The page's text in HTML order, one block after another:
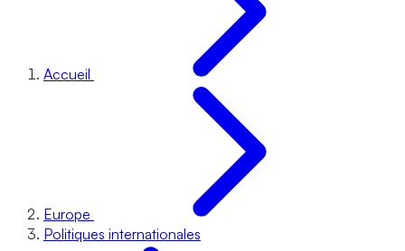
Accueil
Europe
Politiques internationales